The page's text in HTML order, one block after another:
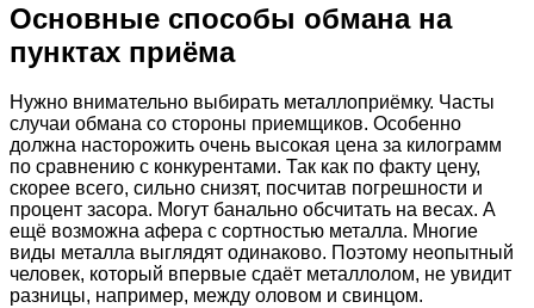
Основные способы обмана на
пунктах приёма
Нужно внимательно выбирать металлоприёмку. Часты
случаи обмана со стороны приемщиков. Особенно
должна насторожить очень высокая цена за килограмм
по сравнению с конкурентами. Так как по факту цену,
скорее всего, сильно снизят, посчитав погрешности и
процент засора. Могут банально обсчитать на весах. А
ещё возможна афера с сортностью металла. Многие
виды металла выглядят одинаково. Поэтому неопытный
человек, который впервые сдаёт металлолом, не увидит
разницы, например, между оловом и свинцом.